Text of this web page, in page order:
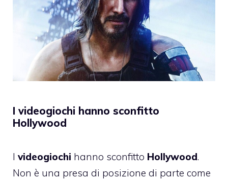
I videogiochi hanno sconfitto
Hollywood
I videogiochi hanno sconfitto Hollywood.
Non è una presa di posizione di parte come